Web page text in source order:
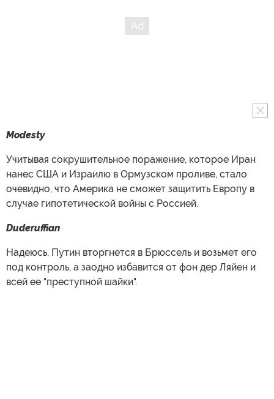
Modesty
Учитывая сокрушительное поражение, которое Иран
нанес США и Израилю в Ормузском проливе, стало
очевидно, что Америка не сможет защитить Европу в
случае гипотетической войны с Россией.
Duderuffian
Надеюсь, Путин вторгнется в Брюссель и возьмет его
под контроль, а заодно избавится от фон дер Ляйен и
всей ее "преступной шайки".